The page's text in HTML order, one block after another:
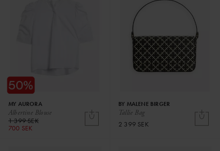
Albertine Blouse
MY AURORA
1 399 SEK
700 SEK
Tallie Bag
BY MALENE BIRGER
2 399 SEK